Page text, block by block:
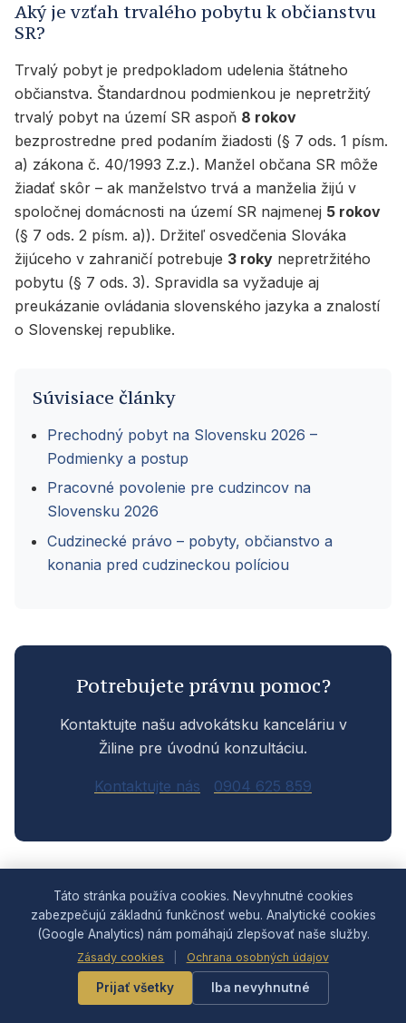
Aký je vzťah trvalého pobytu k občianstvu
SR?
Trvalý pobyt je predpokladom udelenia štátneho
občianstva. Štandardnou podmienkou je nepretržitý
trvalý pobyt na území SR aspoň 8 rokov
bezprostredne pred podaním žiadosti (§ 7 ods. 1 písm.
a) zákona č. 40/1993 Z.z.). Manžel občana SR môže
žiadať skôr – ak manželstvo trvá a manželia žijú v
spoločnej domácnosti na území SR najmenej 5 rokov
(§ 7 ods. 2 písm. a)). Držiteľ osvedčenia Slováka
žijúceho v zahraničí potrebuje 3 roky nepretržitého
pobytu (§ 7 ods. 3). Spravidla sa vyžaduje aj
preukázanie ovládania slovenského jazyka a znalostí
o Slovenskej republike.
Súvisiace články
Prechodný pobyt na Slovensku 2026 –
Podmienky a postup
Pracovné povolenie pre cudzincov na
Slovensku 2026
Cudzinecké právo – pobyty, občianstvo a
konania pred cudzineckou políciou
Potrebujete právnu pomoc?
Kontaktujte našu advokátsku kanceláriu v
Žiline pre úvodnú konzultáciu.
Kontaktujte nás 0904 625 859
PRÁVNA OBLASŤ
Občianske právo
Zmluvy, nehnuteľnosti, náhrada škody, dedičstvo
Pozrieť, čo riešime →
Táto stránka používa cookies. Nevyhnutné cookies
zabezpečujú základnú funkčnosť webu. Analytické cookies
(Google Analytics) nám pomáhajú zlepšovať naše služby.
Zásady cookies Ochrana osobných údajov
Prijať všetky Iba nevyhnutné